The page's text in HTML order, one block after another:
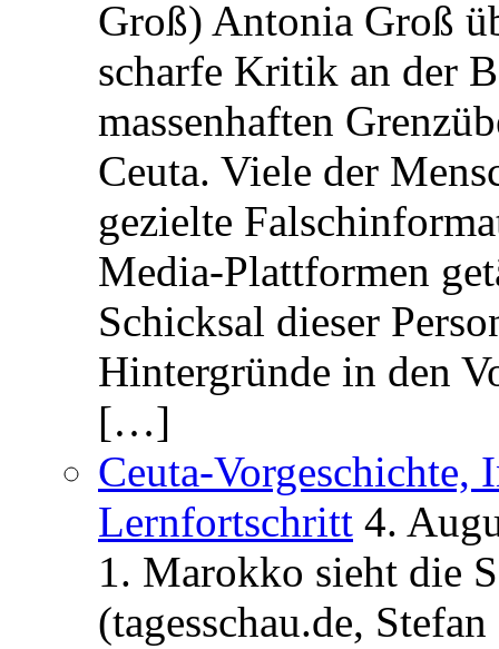
Groß) Antonia Groß
scharfe Kritik an der
massenhaften
Ceuta. Viele der
gezielte
Media-Plattformen
Schicksal dieser
Hintergründe in den
[…]
Ceuta-Vorgeschichte,
Lernfortschritt 4.
1. Marokko sieht die
(tagesschau.de,